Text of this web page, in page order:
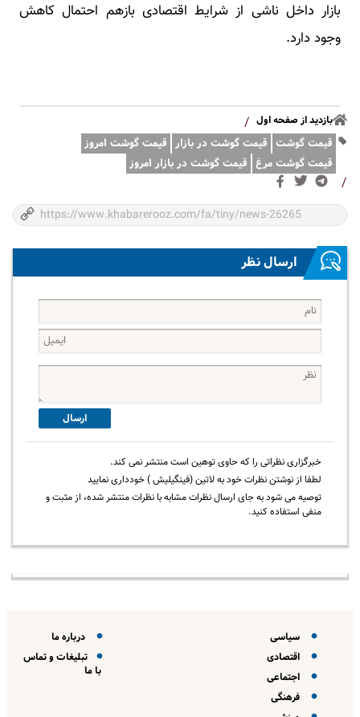
بازار داخل ناشی از شرایط اقتصادی بازهم احتمال کاهش
وجود دارد.
بازدید از صفحه اول /
قیمت گوشت قیمت گوشت در بازار قیمت گوشت امروز
قیمت گوشت مرغ قیمت گوشت در بازار امروز
/
ارسال نظر
ارسال
خبرگزاری نظراتی را که حاوی توهین است منتشر نمی کند.
لطفا از نوشتن نظرات خود به لاتین (فینگیلیش ) خودداری نمایید
توصیه می شود به جای ارسال نظرات مشابه با نظرات منتشر شده، از مثبت و
منفی استفاده کنید.
سیاسی
اقتصادی
اجتماعی
فرهنگی
درباره ما
تبلیغات و تماس
با ما